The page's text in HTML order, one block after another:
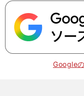
Google